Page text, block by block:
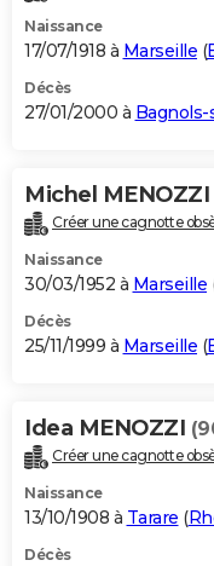
Naissance
17/07/1918 à Marseille (
Décès
27/01/2000 à Bagnols-
Michel MENOZZI
Créer une cagnotte
Naissance
30/03/1952 à Marseille
Décès
25/11/1999 à Marseille (
Idea MENOZZI
Créer une cagnotte
Naissance
13/10/1908 à Tarare (
Décès